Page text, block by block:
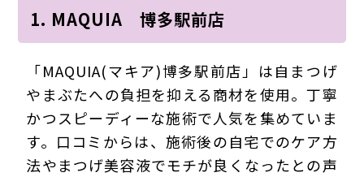
1. MAQUIA 博多駅前店
「MAQUIA(マキア)博多駅前店」は自まつげ
やまぶたへの負担を抑える商材を使用。丁寧
かつスピーディーな施術で人気を集めていま
す。口コミからは、施術後の自宅でのケア方
法やまつげ美容液でモチが良くなったとの声